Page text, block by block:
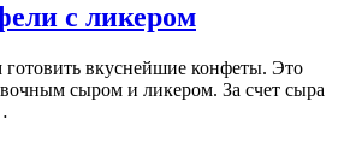
с ликером
готовить вкуснейшие конфеты. Это
сыром и ликером. За счет сыра